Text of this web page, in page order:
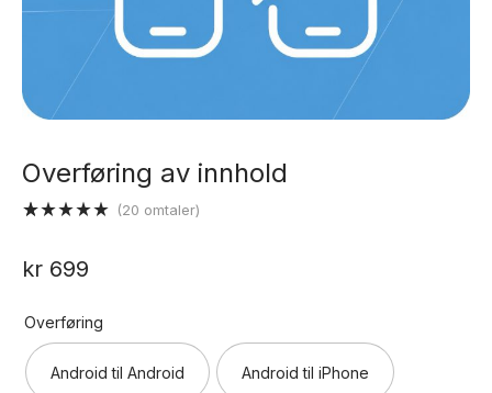
Overføring av innhold
basert på
(20 omtaler)
kr 699
Overføring
Android til Android Android til iPhone